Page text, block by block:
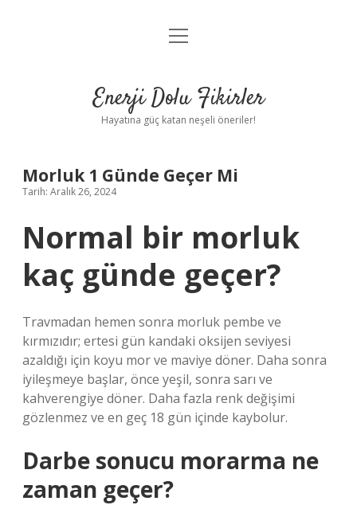
Anasayfa
Yasal Uyarı
menüyü
Enerji Dolu Fikirler
Hayatına güç katan neşeli öneriler!
Morluk 1 Günde Geçer Mi
Tarih: Aralık 26, 2024
Normal bir morluk
kaç günde geçer?
Travmadan hemen sonra morluk pembe ve
kırmızıdır; ertesi gün kandaki oksijen seviyesi
azaldığı için koyu mor ve maviye döner. Daha sonra
iyileşmeye başlar, önce yeşil, sonra sarı ve
kahverengiye döner. Daha fazla renk değişimi
gözlenmez ve en geç 18 gün içinde kaybolur.
Darbe sonucu morarma ne
zaman geçer?